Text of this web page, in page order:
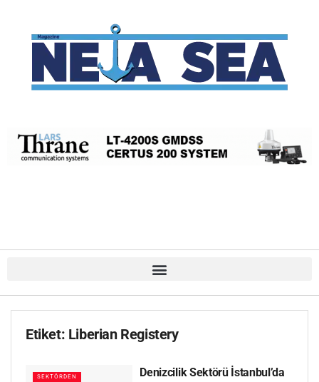
Etiket: Liberian Registery
SEKTÖRDEN
Denizcilik Sektörü İstanbul’da